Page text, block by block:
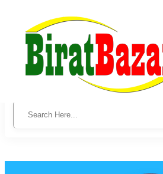
Law Services
← Back to all posts